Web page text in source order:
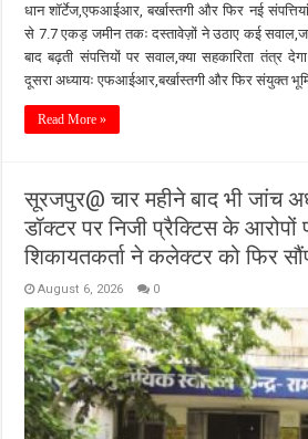
धान शॉर्टेज,एफआईआर, बर्खास्तगी और फिर नई
से 7.7 एकड़ जमीन तकः दस्तावेज़ों ने उठाए कई
बाद बढ़ती संपत्तियों पर सवाल,क्या सहकारिता तंत्र
दूसरा अध्यायः एफआईआर,बर्खास्तगी और फिर संयुक्त भूमि
Read More »
सूरजपुर@ चार महीने बाद भी जांच
डॉक्टर पर निजी प्रैक्टिस के आरोपों
शिकायतकर्ता ने कलेक्टर को फिर
August 6, 2026 0